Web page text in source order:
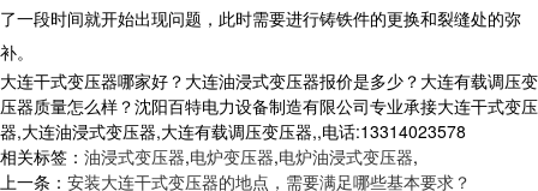
了一段时间就开始出现问题，此时需要进行铸铁件的更换和裂缝处的弥
补。
大连干式变压器哪家好？大连油浸式变压器报价是多少？大连有载调压变
压器质量怎么样？沈阳百特电力设备制造有限公司专业承接大连干式变压
器,大连油浸式变压器,大连有载调压变压器,,电话:13314023578
相关标签： 油浸式变压器,电炉变压器,电炉油浸式变压器,
上一条： 安装大连干式变压器的地点，需要满足哪些基本要求？